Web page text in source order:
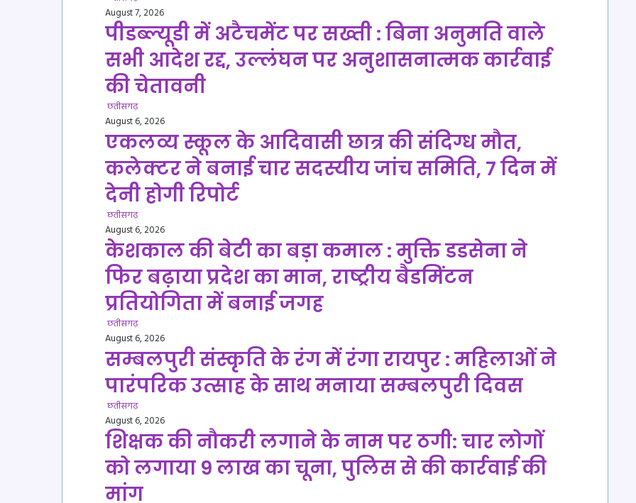
August 7, 2026
पीडब्ल्यूडी में अटैचमेंट पर सख्ती : बिना अनुमति वाले
सभी आदेश रद्द, उल्लंघन पर अनुशासनात्मक कार्रवाई
की चेतावनी
छतीसगढ़
August 6, 2026
एकलव्य स्कूल के आदिवासी छात्र की संदिग्ध मौत,
कलेक्टर ने बनाई चार सदस्यीय जांच समिति, 7 दिन में
देनी होगी रिपोर्ट
छतीसगढ़
August 6, 2026
केशकाल की बेटी का बड़ा कमाल : मुक्ति डडसेना ने
फिर बढ़ाया प्रदेश का मान, राष्ट्रीय बैडमिंटन
प्रतियोगिता में बनाई जगह
छतीसगढ़
August 6, 2026
सम्बलपुरी संस्कृति के रंग में रंगा रायपुर : महिलाओं ने
पारंपरिक उत्साह के साथ मनाया सम्बलपुरी दिवस
छतीसगढ़
August 6, 2026
शिक्षक की नौकरी लगाने के नाम पर ठगी: चार लोगों
को लगाया 9 लाख का चूना, पुलिस से की कार्रवाई की
मांग